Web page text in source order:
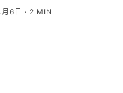
6日 · 2 MIN